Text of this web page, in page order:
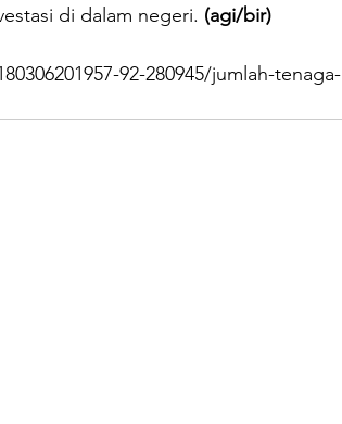
di dalam negeri. (agi/bir)
92-280945/jumlah-tenaga-